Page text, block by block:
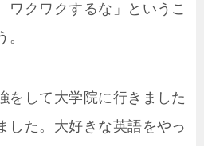
ワクワクするな」というこ
。
をして大学院に行きました
した。大好きな英語をやっ